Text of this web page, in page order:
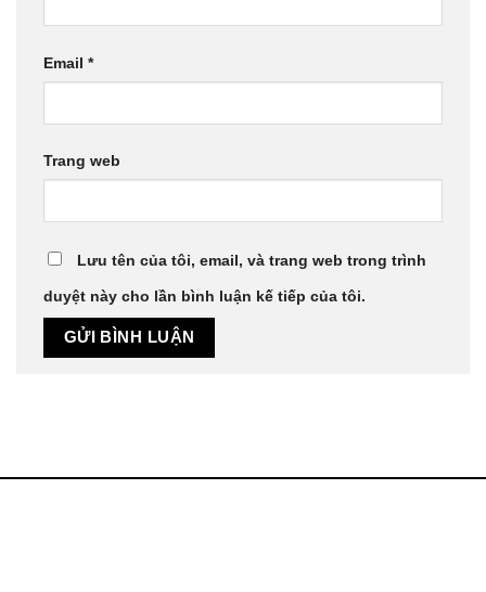
Email *
Trang web
Lưu tên của tôi, email, và trang web trong trình
duyệt này cho lần bình luận kế tiếp của tôi.